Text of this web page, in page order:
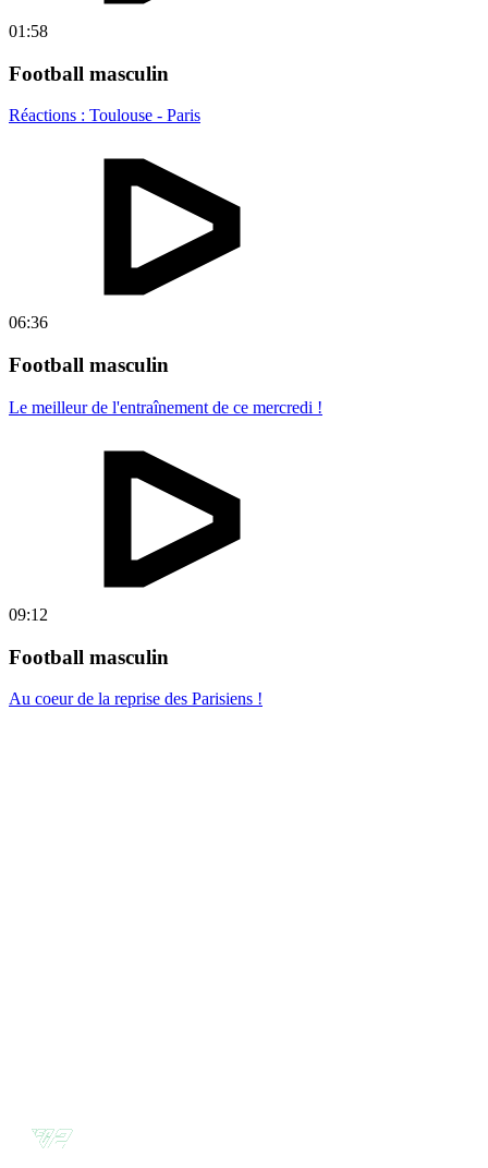
01:58
Football masculin
Réactions : Toulouse - Paris
06:36
Football masculin
Le meilleur de l'entraînement de ce mercredi !
09:12
Football masculin
Au coeur de la reprise des Parisiens !